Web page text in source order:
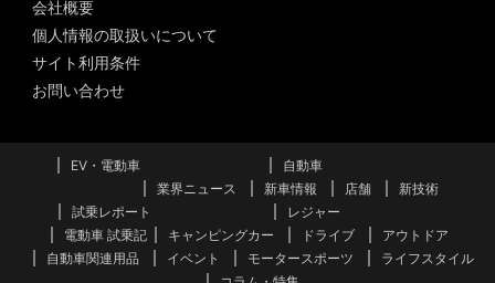
会社概要
個人情報の取扱いについて
サイト利用条件
お問い合わせ
EV・電動車
自動車
業界ニュース
新車情報 店舗
新技術
試乗レポート
電動車 試乗記
レジャー
キャンピングカー
ドライブ
アウトドア
自動車関連用品
イベント モータースポーツ
ライフスタイル